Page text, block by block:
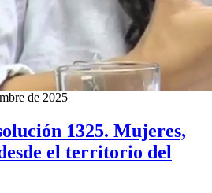
de 2025
1325. Mujeres,
el territorio del